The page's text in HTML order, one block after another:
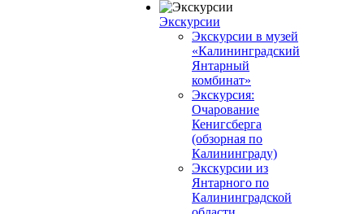
Экскурсии
Экскурсии в музей
«Калининградский
Янтарный
комбинат»
Экскурсия:
Очарование
Кенигсберга
(обзорная по
Калининграду)
Экскурсии из
Янтарного по
Калининградской